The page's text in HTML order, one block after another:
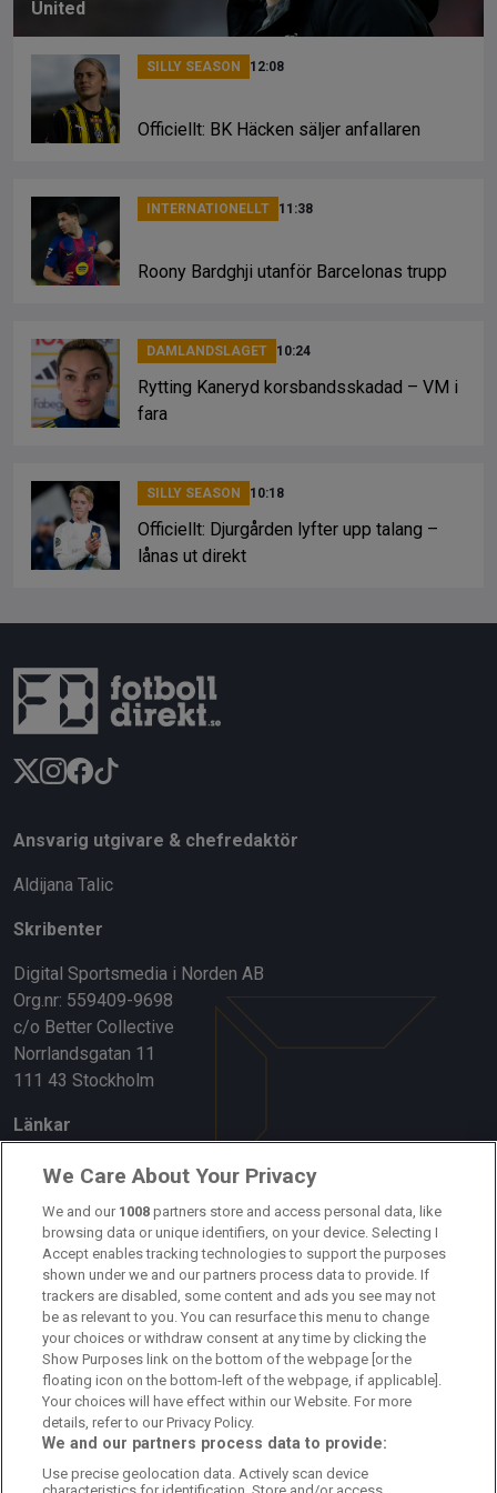
United
SILLY SEASON 12:08
Officiellt: BK Häcken säljer anfallaren
INTERNATIONELLT 11:38
Roony Bardghji utanför Barcelonas trupp
DAMLANDSLAGET 10:24
Rytting Kaneryd korsbandsskadad – VM i
fara
SILLY SEASON 10:18
Officiellt: Djurgården lyfter upp talang –
lånas ut direkt
Ansvarig utgivare & chefredaktör
Aldijana Talic
Skribenter
Digital Sportsmedia i Norden AB
Org.nr: 559409-9698
c/o Better Collective
Norrlandsgatan 11
111 43 Stockholm
Länkar
Om oss
Kontakta oss
Kundtjänst
Sponsor: Rekatochklart
Annonsera på Fotbolldirekt
Redaktionell policy
Personuppgiftspolicy
Cookiepolicy
We Care About Your Privacy
We and our 1008 partners store and access personal data, like
browsing data or unique identifiers, on your device. Selecting I
Accept enables tracking technologies to support the purposes
shown under we and our partners process data to provide. If
trackers are disabled, some content and ads you see may not
be as relevant to you. You can resurface this menu to change
your choices or withdraw consent at any time by clicking the
Show Purposes link on the bottom of the webpage [or the
floating icon on the bottom-left of the webpage, if applicable].
Your choices will have effect within our Website. For more
details, refer to our Privacy Policy.
We and our partners process data to provide:
Use precise geolocation data. Actively scan device